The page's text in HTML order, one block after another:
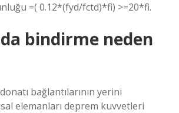
=( 0.12*(fyd/fctd)*fi) >=20*fi.
bindirme neden
bağlantılarının yerini
elemanları deprem kuvvetleri